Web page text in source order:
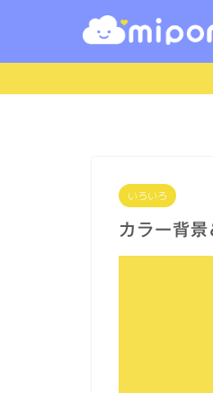
いろいろ
カラー背